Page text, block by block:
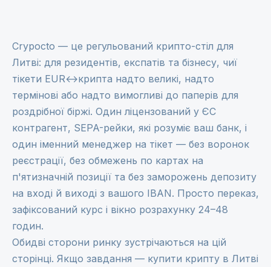
Crypocto — це регульований крипто-стіл для
Литві: для резидентів, експатів та бізнесу, чиї
тікети EUR↔крипта надто великі, надто
термінові або надто вимогливі до паперів для
роздрібної біржі. Один ліцензований у ЄС
контрагент, SEPA-рейки, які розуміє ваш банк, і
один іменний менеджер на тікет — без воронок
реєстрації, без обмежень по картах на
п'ятизначній позиції та без заморожень депозиту
на вході й виході з вашого IBAN. Просто переказ,
зафіксований курс і вікно розрахунку 24–48
годин.
Обидві сторони ринку зустрічаються на цій
сторінці. Якщо завдання — купити крипту в Литві